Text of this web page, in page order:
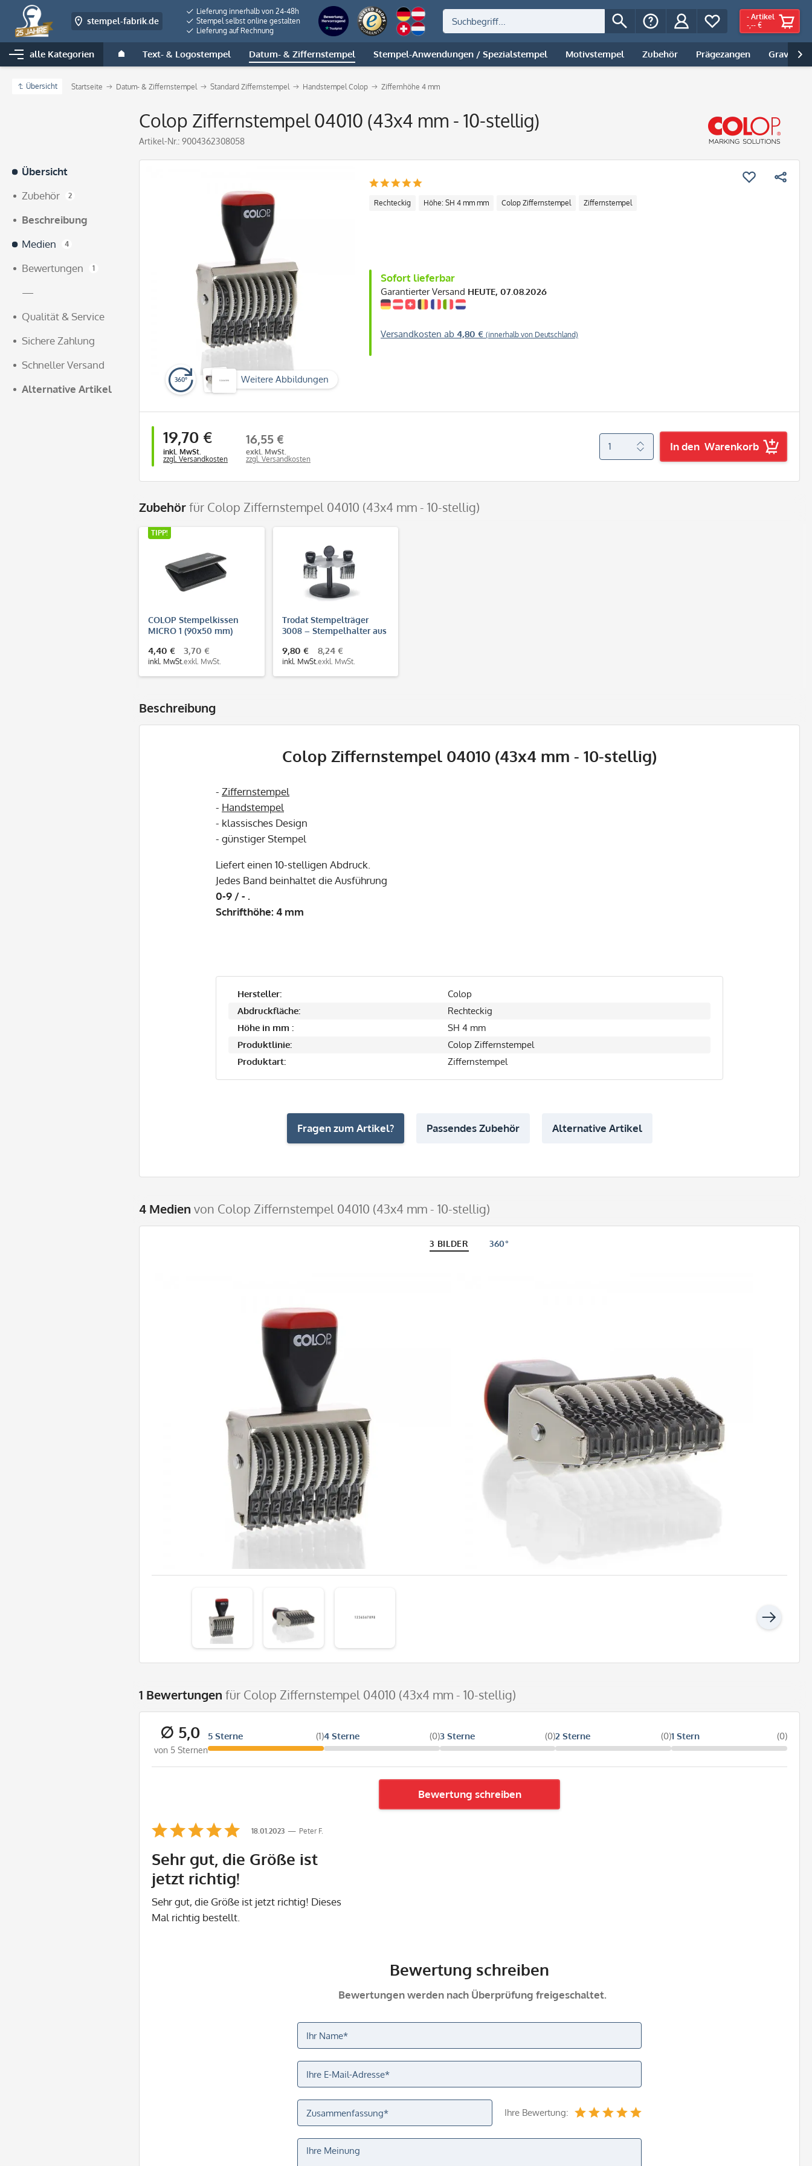
stempel-fabrik.de
Lieferung innerhalb von 24-48h
Stempel selbst online gestalten
Lieferung auf Rechnung
- Artikel
-,-- €
alle Kategorien Text- & Logostempel Datum- & Ziffernstempel Stempel-Anwendungen / Spezialstempel Motivstempel Zubehör Prägezangen Gravur |

Übersicht Startseite Datum- & Ziffernstempel Standard Ziffernstempel Handstempel Colop Ziffernhöhe 4 mm
Colop Ziffernstempel 04010 (43x4 mm - 10-stellig)
Artikel-Nr.: 9004362308058
Übersicht
Zubehör
2
Beschreibung
Medien
4
Bewertungen 1
—
Qualität & Service
Sichere Zahlung
Schneller Versand
Alternative Artikel
360° Weitere Abbildungen
Rechteckig Höhe: SH 4 mm mm Colop Ziffernstempel Ziffernstempel
Sofort lieferbar
Garantierter Versand HEUTE, 07.08.2026
Versandkosten ab 4,80 € (innerhalb von Deutschland)
19,70 €
inkl. MwSt.
zzgl. Versandkosten
16,55 €
exkl. MwSt.
zzgl. Versandkosten
In den Warenkorb
Zubehörfür Colop Ziffernstempel 04010 (43x4 mm - 10-stellig)
TIPP!
COLOP Stempelkissen
MICRO 1 (90x50 mm)
4,40 €
inkl. MwSt.
3,70 €
exkl. MwSt.
Trodat Stempelträger
3008 – Stempelhalter aus
Handstempel
9,80 €
inkl. MwSt.
8,24 €
exkl. MwSt.
Beschreibung
Colop Ziffernstempel 04010 (43x4 mm - 10-stellig)
- Ziffernstempel
- Handstempel
- klassisches Design
- günstiger Stempel
Liefert einen 10-stelligen Abdruck.
Jedes Band beinhaltet die Ausführung
0-9 / - .
Schrifthöhe: 4 mm
Hersteller:
Colop
Abdruckfläche:
Rechteckig
Höhe in mm :
SH 4 mm
Produktlinie:
Colop Ziffernstempel
Produktart:
Ziffernstempel
Fragen zum Artikel? Passendes Zubehör Alternative Artikel
4 Medien von Colop Ziffernstempel 04010 (43x4 mm - 10-stellig)
3 BILDER 360°
1 Bewertungen für Colop Ziffernstempel 04010 (43x4 mm - 10-stellig)
∅ 5,0
von 5 Sternen
5 Sterne (1)4 Sterne (0)3 Sterne (0)2 Sterne (0)1 Stern (0)
Bewertung schreiben
Peter F.
18.01.2023
Sehr gut, die Größe ist
jetzt richtig!
Sehr gut, die Größe ist jetzt richtig! Dieses
Mal richtig bestellt.
Bewertung schreiben
Bewertungen werden nach Überprüfung freigeschaltet.
Ihre Bewertung: